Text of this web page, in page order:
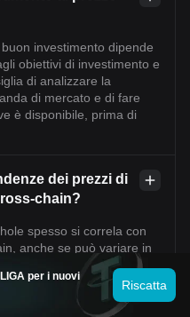
investimento dipende
obiettivi di investimento e
di analizzare la
di mercato e di fare
è disponibile, prima di
dei prezzi di
chain?
spesso si correla con
anche se può variare in
e al tasso di adozione.
Bitget Exchange insieme
informazioni.
per i nuovi
Riscatta